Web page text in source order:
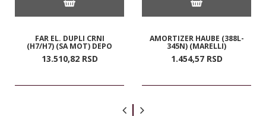
FAR EL. DUPLI CRNI
(H7/H7) (SA MOT) DEPO
13.510,82 RSD
AMORTIZER HAUBE (388L-
345N) (MARELLI)
1.454,57 RSD